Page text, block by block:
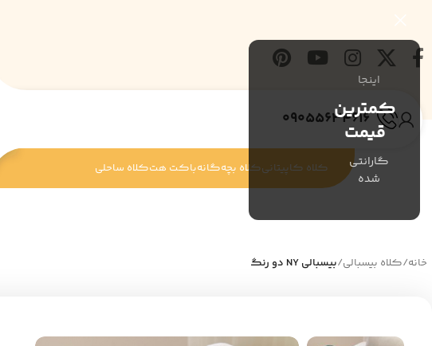
اینجا
کمترین
قیمت
گارانتی
شده
09055634616
کلاه کاپیتانیکلاه بچه‌گانهباکت هتکلاه ساحلی
خانه/کلاه بیسبالی/بیسبالی NY دو رنگ